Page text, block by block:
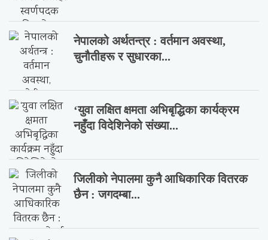
नेपालको अर्थतन्त्र : वर्तमान अवस्था,
चुनौतीहरू र सुधारका...
‘युवा लक्षित क्षमता अभिबृद्धिका कार्यक्रम
नहुँदा विदेशिनेको संख्या...
जिलीको नेपालमा कुनै आधिकारिक वितरक
छैन : जगदम्बा...